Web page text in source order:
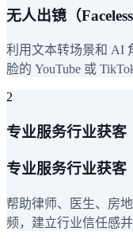
无人出镜（
利用文本转场景和 AI
脸的 YouTube 或
2
专业服务行业获客
专业服务行业获客
帮助律师、医生、房
频，建立行业信任感